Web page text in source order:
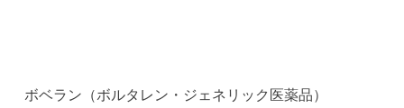
ボベラン（ボルタレン・ジェネリック医薬品）